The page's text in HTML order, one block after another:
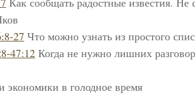
27 Что можно узнать из простого
47:12 Когда не нужно лишних
экономики в голодное время